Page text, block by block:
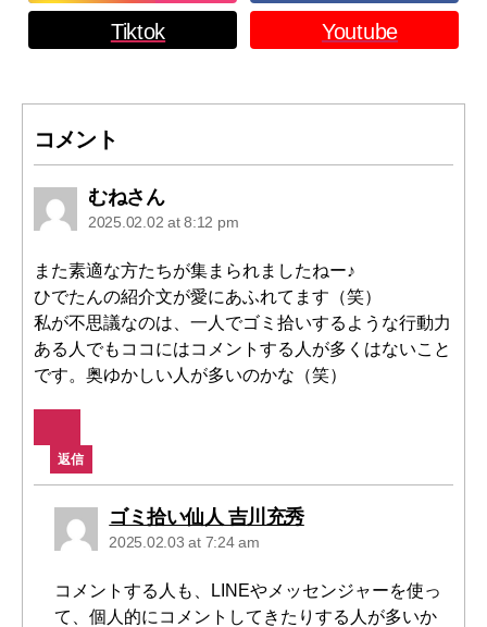
Tiktok
Youtube
コメント
むねさんsays:
2025.02.02 at 8:12 pm
また素適な方たちが集まられましたねー♪
ひでたんの紹介文が愛にあふれてます（笑）
私が不思議なのは、一人でゴミ拾いするような行動力
ある人でもココにはコメントする人が多くはないこと
です。奥ゆかしい人が多いのかな（笑）
返信
ゴミ拾い仙人 吉川充秀says:
2025.02.03 at 7:24 am
コメントする人も、LINEやメッセンジャーを使っ
て、個人的にコメントしてきたりする人が多いか